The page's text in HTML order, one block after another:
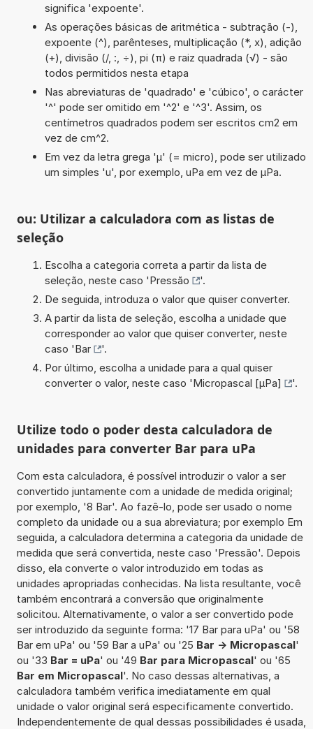
significa 'expoente'.
As operações básicas de aritmética - subtração (-),
expoente (^), parênteses, multiplicação (*, x), adição
(+), divisão (/, :, ÷), pi (π) e raiz quadrada (√) - são
todos permitidos nesta etapa
Nas abreviaturas de 'quadrado' e 'cúbico', o carácter
'^' pode ser omitido em '^2' e '^3'. Assim, os
centímetros quadrados podem ser escritos cm2 em
vez de cm^2.
Em vez da letra grega 'µ' (= micro), pode ser utilizado
um simples 'u', por exemplo, uPa em vez de µPa.
ou: Utilizar a calculadora com as listas de
seleção
Escolha a categoria correta a partir da lista de
seleção, neste caso 'Pressão
'.
De seguida, introduza o valor que quiser converter.
A partir da lista de seleção, escolha a unidade que
corresponder ao valor que quiser converter, neste
caso 'Bar
'.
Por último, escolha a unidade para a qual quiser
converter o valor, neste caso 'Micropascal [µPa] '.
Utilize todo o poder desta calculadora de
unidades para converter Bar para uPa
Com esta calculadora, é possível introduzir o valor a ser
convertido juntamente com a unidade de medida original;
por exemplo, '8 Bar'. Ao fazê-lo, pode ser usado o nome
completo da unidade ou a sua abreviatura; por exemplo Em
seguida, a calculadora determina a categoria da unidade de
medida que será convertida, neste caso 'Pressão'. Depois
disso, ela converte o valor introduzido em todas as
unidades apropriadas conhecidas. Na lista resultante, você
também encontrará a conversão que originalmente
solicitou. Alternativamente, o valor a ser convertido pode
ser introduzido da seguinte forma: '17 Bar para uPa' ou '58
Bar em uPa' ou '59 Bar a uPa' ou '25 Bar -> Micropascal'
ou '33 Bar = uPa' ou '49 Bar para Micropascal' ou '65
Bar em Micropascal'. No caso dessas alternativas, a
calculadora também verifica imediatamente em qual
unidade o valor original será especificamente convertido.
Independentemente de qual dessas possibilidades é usada,